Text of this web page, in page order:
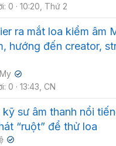
0 10:20, Thứ 2
ra mắt loa kiểm âm
hướng đến creator,
✔
0 13:43, CN
kỹ sư âm thanh nổi
“ruột” để thử loa
✔